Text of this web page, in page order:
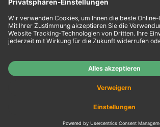
Das Angebot unseres Web-Shops richtet
Wiederverkäufer. Wenn Sie Wiederverkäufer sind, registrieren